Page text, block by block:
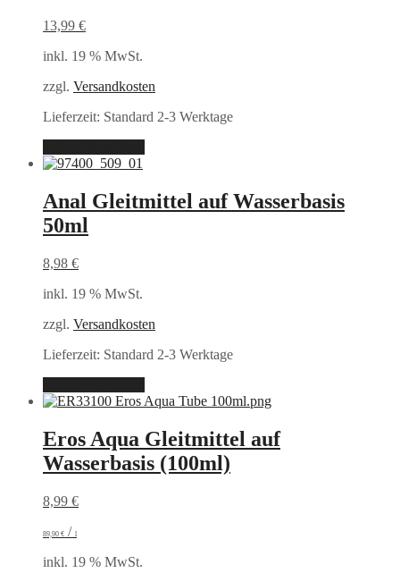
13,99 €
inkl. 19 % MwSt.
zzgl. Versandkosten
Lieferzeit: Standard 2-3 Werktage
Anal Gleitmittel auf Wasserbasis
50ml
8,98 €
inkl. 19 % MwSt.
zzgl. Versandkosten
Lieferzeit: Standard 2-3 Werktage
Eros Aqua Gleitmittel auf
Wasserbasis (100ml)
8,99 €
89,90 € / l
inkl. 19 % MwSt.